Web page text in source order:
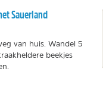
Sauerland
van huis. Wandel 5
beekjes